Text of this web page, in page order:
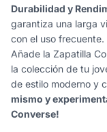
Durabilidad y
garantiza una larga
con el uso frecuente.
Añade la Zapatilla
la colección de tu
de estilo moderno y
mismo y
Converse!